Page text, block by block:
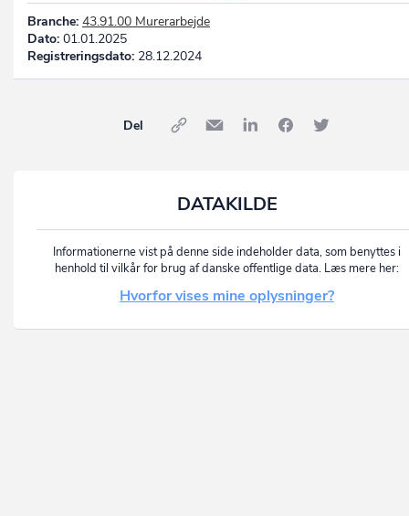
Branche: 43.91.00 Murerarbejde
Dato: 01.01.2025
Registreringsdato: 28.12.2024
Del
DATAKILDE
Informationerne vist på denne side indeholder data, som benyttes i
henhold til vilkår for brug af danske offentlige data. Læs mere her:
Hvorfor vises mine oplysninger?